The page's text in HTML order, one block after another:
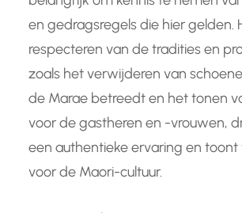
en gedragsregels die hier gelden.
respecteren van de tradities en
zoals het verwijderen van
de Marae betreedt en het tonen
voor de gastheren en -vrouwen,
een authentieke ervaring en
voor de Maori-cultuur.